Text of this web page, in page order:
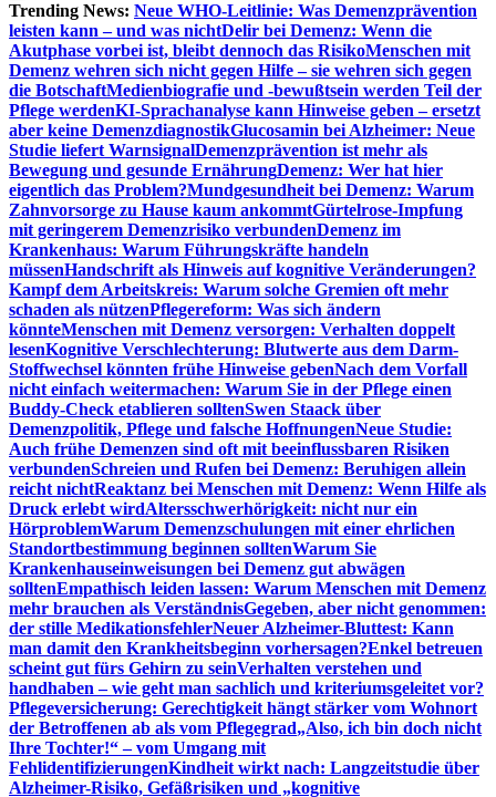
Trending News: Neue WHO-Leitlinie: Was Demenzprävention
leisten kann – und was nichtDelir bei Demenz: Wenn die
Akutphase vorbei ist, bleibt dennoch das RisikoMenschen mit
Demenz wehren sich nicht gegen Hilfe – sie wehren sich gegen
die BotschaftMedienbiografie und -bewußtsein werden Teil der
Pflege werdenKI-Sprachanalyse kann Hinweise geben – ersetzt
aber keine DemenzdiagnostikGlucosamin bei Alzheimer: Neue
Studie liefert WarnsignalDemenzprävention ist mehr als
Bewegung und gesunde ErnährungDemenz: Wer hat hier
eigentlich das Problem?Mundgesundheit bei Demenz: Warum
Zahnvorsorge zu Hause kaum ankommtGürtelrose-Impfung
mit geringerem Demenzrisiko verbundenDemenz im
Krankenhaus: Warum Führungskräfte handeln
müssenHandschrift als Hinweis auf kognitive Veränderungen?
Kampf dem Arbeitskreis: Warum solche Gremien oft mehr
schaden als nützenPflegereform: Was sich ändern
könnteMenschen mit Demenz versorgen: Verhalten doppelt
lesenKognitive Verschlechterung: Blutwerte aus dem Darm-
Stoffwechsel könnten frühe Hinweise gebenNach dem Vorfall
nicht einfach weitermachen: Warum Sie in der Pflege einen
Buddy-Check etablieren solltenSwen Staack über
Demenzpolitik, Pflege und falsche HoffnungenNeue Studie:
Auch frühe Demenzen sind oft mit beeinflussbaren Risiken
verbundenSchreien und Rufen bei Demenz: Beruhigen allein
reicht nichtReaktanz bei Menschen mit Demenz: Wenn Hilfe als
Druck erlebt wirdAltersschwerhörigkeit: nicht nur ein
HörproblemWarum Demenzschulungen mit einer ehrlichen
Standortbestimmung beginnen solltenWarum Sie
Krankenhauseinweisungen bei Demenz gut abwägen
solltenEmpathisch leiden lassen: Warum Menschen mit Demenz
mehr brauchen als VerständnisGegeben, aber nicht genommen:
der stille MedikationsfehlerNeuer Alzheimer-Bluttest: Kann
man damit den Krankheitsbeginn vorhersagen?Enkel betreuen
scheint gut fürs Gehirn zu seinVerhalten verstehen und
handhaben – wie geht man sachlich und kriteriumsgeleitet vor?
Pflegeversicherung: Gerechtigkeit hängt stärker vom Wohnort
der Betroffenen ab als vom Pflegegrad„Also, ich bin doch nicht
Ihre Tochter!“ – vom Umgang mit
FehlidentifizierungenKindheit wirkt nach: Langzeitstudie über
Alzheimer-Risiko, Gefäßrisiken und „kognitive